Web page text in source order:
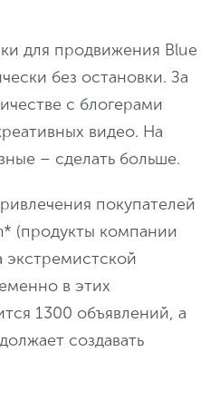
для продвижения Blue
без остановки. За
с блогерами
видео. На
– сделать больше.
покупателей
(продукты компании
экстремистской
в этих
1300 объявлений, а
создавать